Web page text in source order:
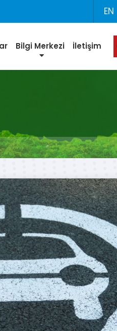
EN
Bilgi Merkezi İletişim